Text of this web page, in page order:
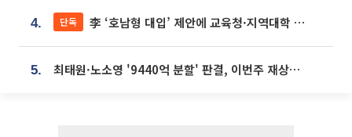
4. 단독 李 ‘호남형 대입’ 제안에 교육청·지역대학 서·논술형 입시 연계 '착수'
5. 최태원·노소영 '9440억 분할' 판결, 이번주 재상고 여부 주목